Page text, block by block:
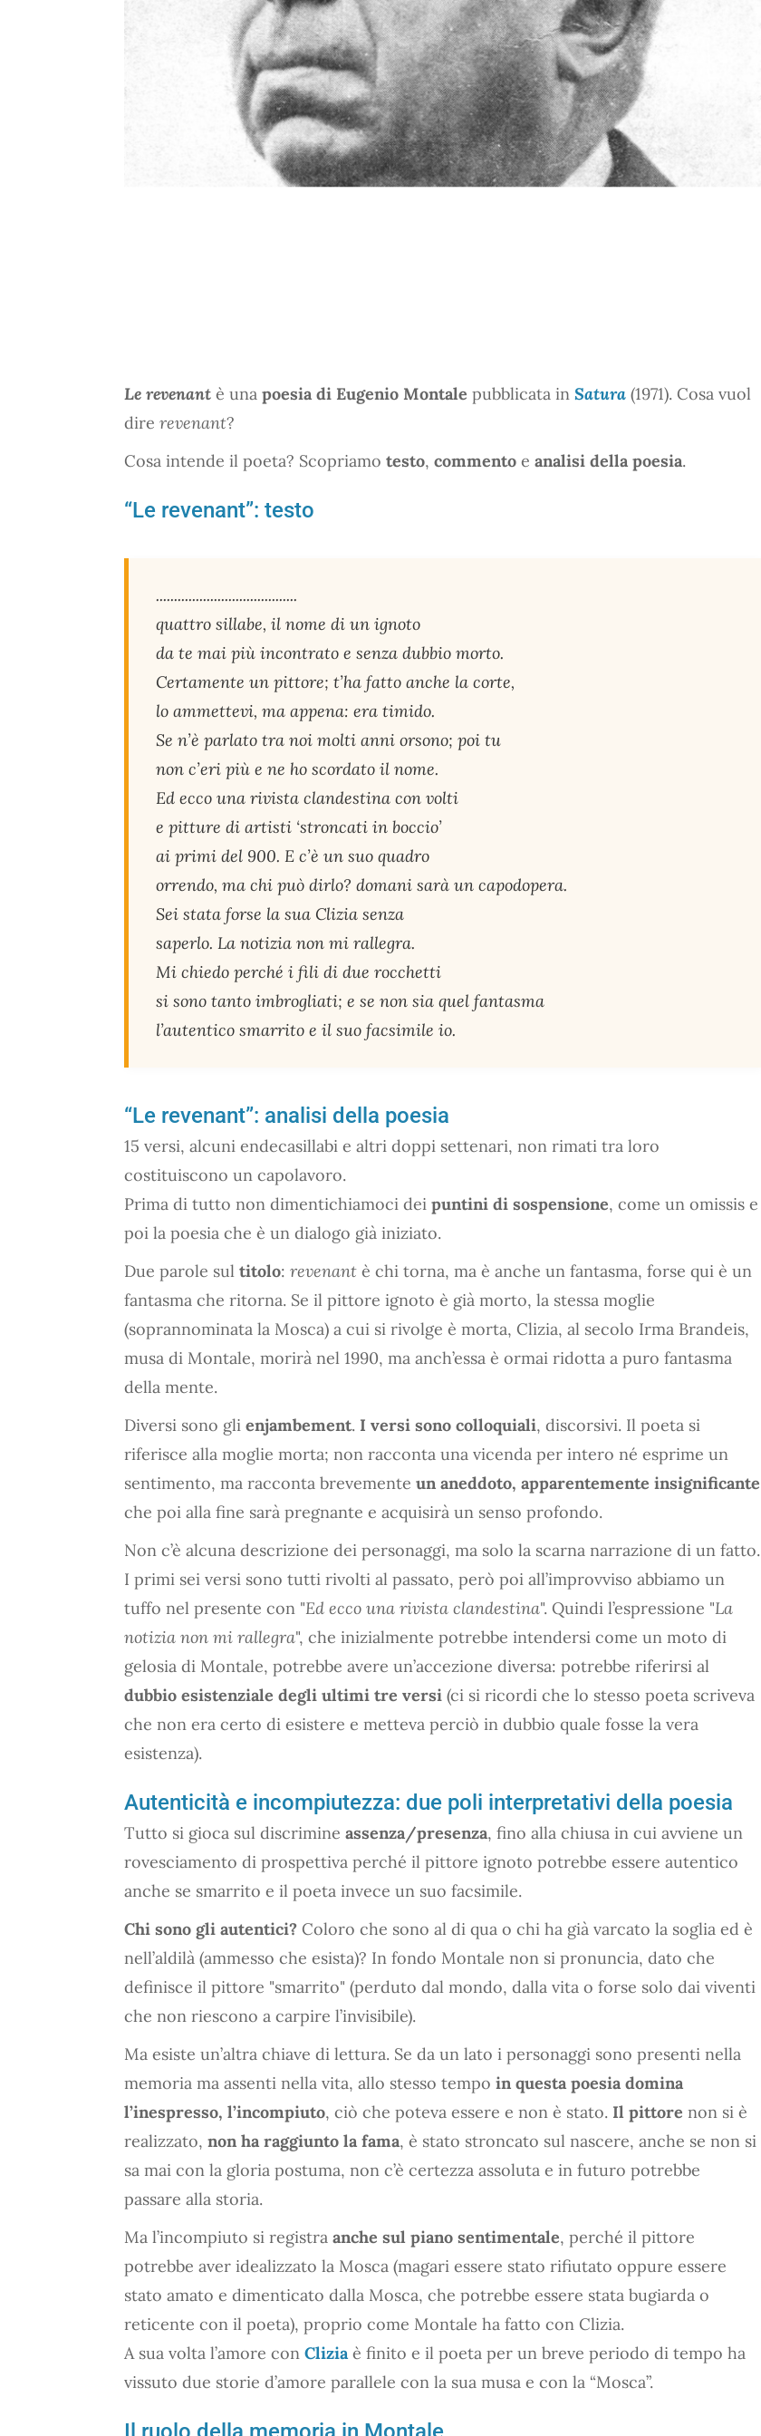
Le revenant è una poesia di Eugenio Montale pubblicata in Satura (1971). Cosa vuol
dire revenant?
Cosa intende il poeta? Scopriamo testo, commento e analisi della poesia.
“Le revenant”: testo
.......................................
quattro sillabe, il nome di un ignoto
da te mai più incontrato e senza dubbio morto.
Certamente un pittore; t’ha fatto anche la corte,
lo ammettevi, ma appena: era timido.
Se n’è parlato tra noi molti anni orsono; poi tu
non c’eri più e ne ho scordato il nome.
Ed ecco una rivista clandestina con volti
e pitture di artisti ‘stroncati in boccio’
ai primi del 900. E c’è un suo quadro
orrendo, ma chi può dirlo? domani sarà un capodopera.
Sei stata forse la sua Clizia senza
saperlo. La notizia non mi rallegra.
Mi chiedo perché i fili di due rocchetti
si sono tanto imbrogliati; e se non sia quel fantasma
l’autentico smarrito e il suo facsimile io.
“Le revenant”: analisi della poesia
15 versi, alcuni endecasillabi e altri doppi settenari, non rimati tra loro
costituiscono un capolavoro.
Prima di tutto non dimentichiamoci dei puntini di sospensione, come un omissis e
poi la poesia che è un dialogo già iniziato.
Due parole sul titolo: revenant è chi torna, ma è anche un fantasma, forse qui è un
fantasma che ritorna. Se il pittore ignoto è già morto, la stessa moglie
(soprannominata la Mosca) a cui si rivolge è morta, Clizia, al secolo Irma Brandeis,
musa di Montale, morirà nel 1990, ma anch’essa è ormai ridotta a puro fantasma
della mente.
Diversi sono gli enjambement. I versi sono colloquiali, discorsivi. Il poeta si
riferisce alla moglie morta; non racconta una vicenda per intero né esprime un
sentimento, ma racconta brevemente un aneddoto, apparentemente insignificante
che poi alla fine sarà pregnante e acquisirà un senso profondo.
Non c’è alcuna descrizione dei personaggi, ma solo la scarna narrazione di un fatto.
I primi sei versi sono tutti rivolti al passato, però poi all’improvviso abbiamo un
tuffo nel presente con "Ed ecco una rivista clandestina". Quindi l’espressione "La
notizia non mi rallegra", che inizialmente potrebbe intendersi come un moto di
gelosia di Montale, potrebbe avere un’accezione diversa: potrebbe riferirsi al
dubbio esistenziale degli ultimi tre versi (ci si ricordi che lo stesso poeta scriveva
che non era certo di esistere e metteva perciò in dubbio quale fosse la vera
esistenza).
Autenticità e incompiutezza: due poli interpretativi della poesia
Tutto si gioca sul discrimine assenza/presenza, fino alla chiusa in cui avviene un
rovesciamento di prospettiva perché il pittore ignoto potrebbe essere autentico
anche se smarrito e il poeta invece un suo facsimile.
Chi sono gli autentici? Coloro che sono al di qua o chi ha già varcato la soglia ed è
nell’aldilà (ammesso che esista)? In fondo Montale non si pronuncia, dato che
definisce il pittore "smarrito" (perduto dal mondo, dalla vita o forse solo dai viventi
che non riescono a carpire l’invisibile).
Ma esiste un’altra chiave di lettura. Se da un lato i personaggi sono presenti nella
memoria ma assenti nella vita, allo stesso tempo in questa poesia domina
l’inespresso, l’incompiuto, ciò che poteva essere e non è stato. Il pittore non si è
realizzato, non ha raggiunto la fama, è stato stroncato sul nascere, anche se non si
sa mai con la gloria postuma, non c’è certezza assoluta e in futuro potrebbe
passare alla storia.
Ma l’incompiuto si registra anche sul piano sentimentale, perché il pittore
potrebbe aver idealizzato la Mosca (magari essere stato rifiutato oppure essere
stato amato e dimenticato dalla Mosca, che potrebbe essere stata bugiarda o
reticente con il poeta), proprio come Montale ha fatto con Clizia.
A sua volta l’amore con Cliziaè finito e il poeta per un breve periodo di tempo ha
vissuto due storie d’amore parallele con la sua musa e con la “Mosca”.